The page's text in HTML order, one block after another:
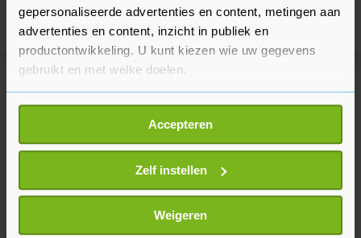
gepersonaliseerde advertenties en content, metingen aan
advertenties en content, inzicht in publiek en
productontwikkeling. U kunt kiezen wie uw gegevens
gebruikt en met welke doelen.
Als u het toestaat, willen we ook graag:
Informatie verzamelen over uw geografische
locatie, die tot een paar meter nauwkeurig kan zijn
Uw apparaat identificeren door het actief te
scannen op specifieke eigenschappen (fingerprinting)
Lees meer over hoe uw persoonlijke gegevens worden
verwerkt en stel uw voorkeuren in het
Accepteren
Zelf instellen
Weigeren
Meer uit Buitenland
Schade aan haven Odesa en
slachtoffers in Oekraïne en